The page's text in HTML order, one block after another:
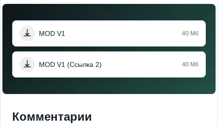
MOD V1 40 Мб
MOD V1 (Ссылка 2) 40 Мб
Комментарии